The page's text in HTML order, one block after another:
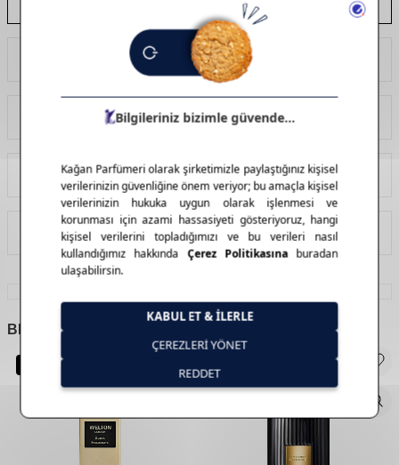
Alt Notalar: Benzoin, Vanilya, Labdanum
Ürün Açıklaması
Ödeme Seçenekleri
Tavsiye Et
İade Koşulları
BENZER